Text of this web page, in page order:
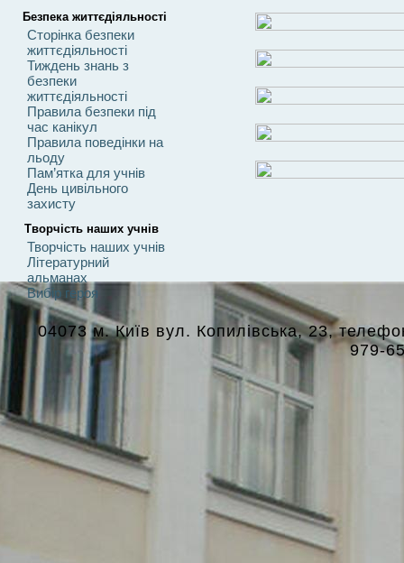
Безпека життєдіяльності
Сторінка безпеки
життєдіяльності
Тиждень знань з
безпеки
життєдіяльності
Правила безпеки під
час канікул
Правила поведінки на
льоду
Пам’ятка для учнів
День цивільного
захисту
Творчість наших учнів
Творчість наших учнів
Літературний
альманах
Вибір героя
04073 м. Київ вул. Копилівська, 23,
979-